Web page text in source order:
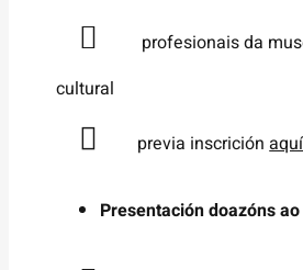
profesionais da
cultural
previa inscriciónaquí
Presentación doazóns